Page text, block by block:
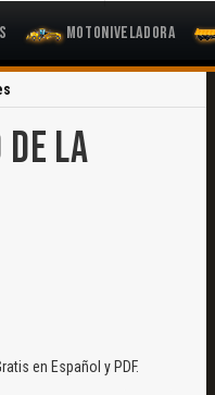
Motoniveladora
DE LA
en Español y PDF.